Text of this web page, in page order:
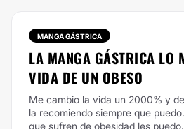
MANGA GÁSTRICA
LA MANGA GÁSTRICA LO
VIDA DE UN OBESO
Me cambio la vida un 2000% y
la recomiendo siempre que
que sufren de obesidad les